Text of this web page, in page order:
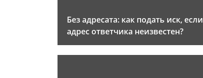
Без адресата: как подать иск, если
адрес ответчика неизвестен?